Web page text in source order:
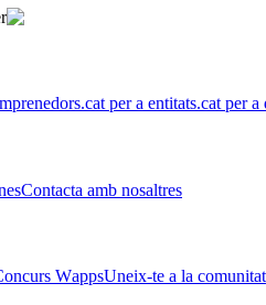
.cat per a entitats.cat per a
Contacta amb nosaltres
WappsUneix-te a la comunitat